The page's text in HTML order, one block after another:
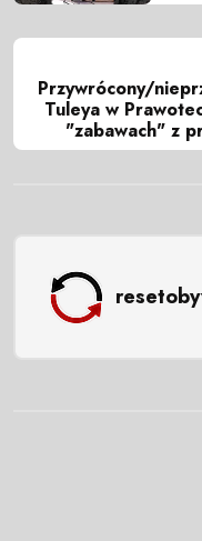
Przywrócony/
Tuleya w
"zabawach" z